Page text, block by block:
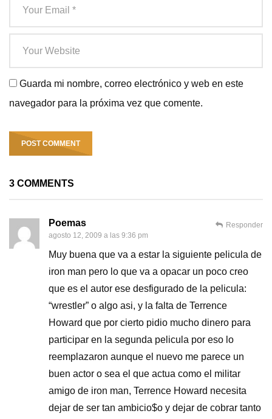
Guarda mi nombre, correo electrónico y web en este
navegador para la próxima vez que comente.
3 COMMENTS
Poemas
agosto 12, 2009 a las 9:36 pm
Muy buena que va a estar la siguiente pelicula de
iron man pero lo que va a opacar un poco creo
que es el autor ese desfigurado de la pelicula:
“wrestler” o algo asi, y la falta de Terrence
Howard que por cierto pidio mucho dinero para
participar en la segunda pelicula por eso lo
reemplazaron aunque el nuevo me parece un
buen actor o sea el que actua como el militar
amigo de iron man, Terrence Howard necesita
dejar de ser tan ambicio$o y dejar de cobrar tanto
Responder